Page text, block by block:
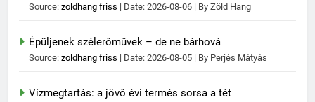
Source: zoldhang friss Date: 2026-08-06 By Zöld Hang
Épüljenek szélerőművek – de ne bárhová
Source: zoldhang friss Date: 2026-08-05 By Perjés Mátyás
Vízmegtartás: a jövő évi termés sorsa a tét